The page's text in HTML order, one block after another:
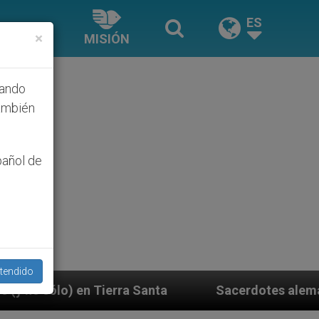
MISIÓN
ES
Sacerdotes alemanes fieles al Papa
×
de